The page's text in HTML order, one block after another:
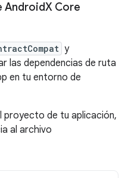
AndroidX Core
y
las dependencias de ruta
en tu entorno de
proyecto de tu aplicación,
al archivo